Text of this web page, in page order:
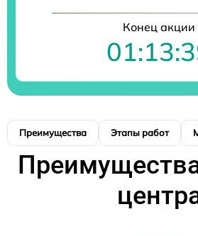
Конец акции
Преимущества Этапы работ